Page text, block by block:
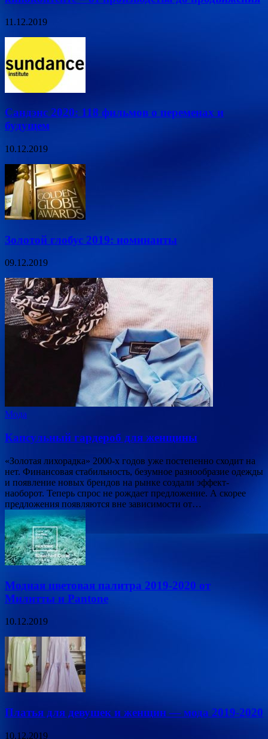
11.12.2019
Сандэнс 2020: 118 фильмов о переменах и
будущем
10.12.2019
Золотой глобус 2019: номинанты
09.12.2019
Мода
Капсульный гардероб для женщины
«Золотая лихорадка» 2000-х годов уже постепенно сходит на
нет. Финансовая стабильность, безумное разнообразие одежды
и появление новых брендов на рынке создали эффект-
наоборот. Теперь спрос не рождает предложение. А скорее
предложения появляются вне зависимости от…
Модная цветовая палитра 2019-2020 от
Милитты и Pantone
10.12.2019
Платья для девушек и женщин — мода 2019-2020
10.12.2019